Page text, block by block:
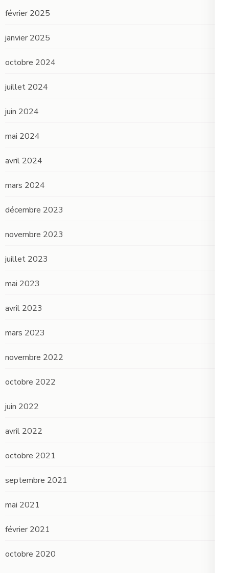
février 2025
janvier 2025
octobre 2024
juillet 2024
juin 2024
mai 2024
avril 2024
mars 2024
décembre 2023
novembre 2023
juillet 2023
mai 2023
avril 2023
mars 2023
novembre 2022
octobre 2022
juin 2022
avril 2022
octobre 2021
septembre 2021
mai 2021
février 2021
octobre 2020